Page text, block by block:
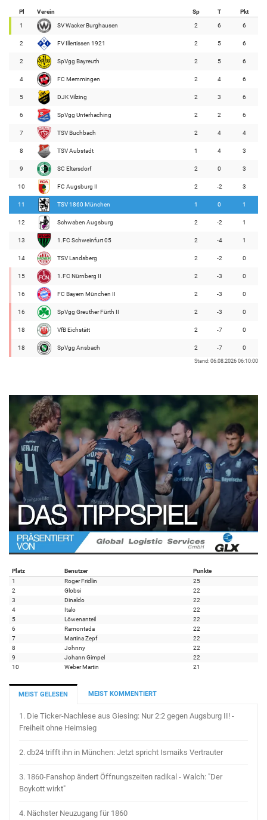
Pl Verein Sp T Pkt
1 SV Wacker Burghausen 2 6 6
2 FV Illertissen 1921 2 5 6
2 SpVgg Bayreuth 2 5 6
4 FC Memmingen 2 4 6
5 DJK Vilzing 2 3 6
6 SpVgg Unterhaching 2 2 6
7 TSV Buchbach 2 4 4
8 TSV Aubstadt 1 4 3
9 SC Eltersdorf 2 0 3
10 FC Augsburg II 2 -2 3
11 TSV 1860 München 1 0 1
12 Schwaben Augsburg 2 -2 1
13 1.FC Schweinfurt 05 2 -4 1
14 TSV Landsberg 2 -2 0
15 1.FC Nürnberg II 2 -3 0
16 FC Bayern München II 2 -3 0
16 SpVgg Greuther Fürth II 2 -3 0
18 VfB Eichstätt 2 -7 0
18 SpVgg Ansbach 2 -7 0
Stand: 06.08.2026 06:10:00
Platz Benutzer
Punkte
1
Roger Fridlin
25
2
Globsi
22
3
Dinaldo
22
4
Italo
22
5
Löwenanteil
22
6
Ramontada
22
7
Martina Zepf
22
8
Johnny
22
9
Johann Gimpel
22
10
Weber Martin 21
MEIST GELESEN MEIST KOMMENTIERT
1. Die Ticker-Nachlese aus Giesing: Nur 2:2 gegen Augsburg II! -
Freiheit ohne Heimsieg
2. db24 trifft ihn in München: Jetzt spricht Ismaiks Vertrauter
3. 1860-Fanshop ändert Öffnungszeiten radikal - Walch: "Der
Boykott wirkt"
4. Nächster Neuzugang für 1860